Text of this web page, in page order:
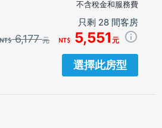
不含稅金和服務費
只剩 28 間客房
6,177元 5,551 元
選擇此房型